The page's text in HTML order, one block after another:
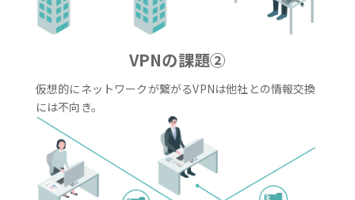
VPNの課題②
仮想的にネットワークが繋がるVPNは他社との情報交換
には不向き。